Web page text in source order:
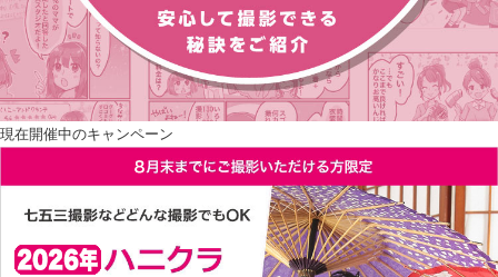
現在開催中のキャンペーン